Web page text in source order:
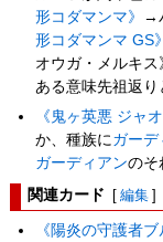
形コダマンマ》
→
形コダマンマ GS》
オウガ・メルキス
ある意味先祖返り
《鬼ヶ英悪 ジャ
か、種族にガーデ
ガーディアンのそ
関連カード [ 編集 ]
《陽炎の守護者